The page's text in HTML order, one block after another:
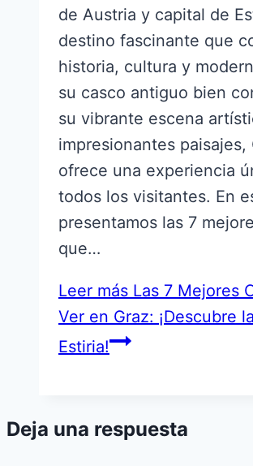
de Austria y capital de
destino fascinante que
historia, cultura y
su casco antiguo bien
su vibrante escena
impresionantes paisajes,
ofrece una experiencia
todos los visitantes. En
presentamos las 7
que…
Leer más Las 7 Mejores
Ver en Graz: ¡Descubre
Estiria!
Deja una respuesta